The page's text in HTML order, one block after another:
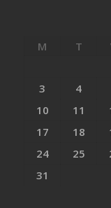
M T
3
4
10
11
17
18
24
25
31